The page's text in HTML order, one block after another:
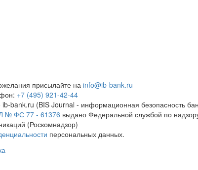
присылайте наinfo@ib-bank.ru
+7 (495) 921-42-44
bank.ru (BIS Journal - информационная безопасность
№ ФС 77 - 61376 выдано Федеральной службой по
(Роскомнадзор)
персональных данных.